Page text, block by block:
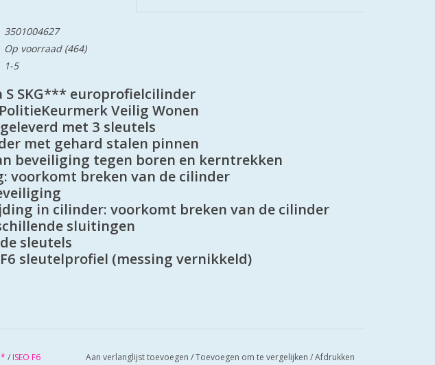
3501004627
Op voorraad(464)
1-5
S SKG*** europrofielcilinder
Veilig Wonen
met 3 sleutels
met gehard stalen pinnen
beveiliging tegen boren en kerntrekken
voorkomt breken van de cilinder
in cilinder: voorkomt breken van de cilinder
sluitingen
sleutels
sleutelprofiel (messing vernikkeld)
/ ISEO F6
Aan verlanglijst toevoegen /Toevoegen om te vergelijken /Afdrukken